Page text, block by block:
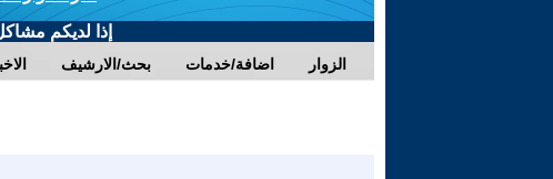
إذا لديكم
بحث/الارشيف اضافة/خدمات الزوار